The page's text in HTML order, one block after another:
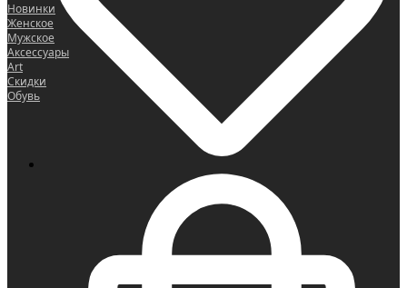
Новинки
Женское
Мужское
Аксессуары
Art
Скидки
Обувь